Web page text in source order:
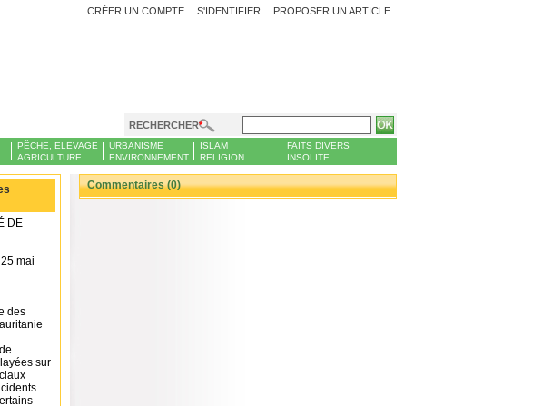
PROPOSER UN ARTICLE
CRÉER UN COMPTE S'IDENTIFIER
RECHERCHER
PÊCHE, ELEVAGE
AGRICULTURE
URBANISME
ENVIRONNEMENT
ISLAM
RELIGION
FAITS DIVERS
INSOLITE
DE
mai
des
sur
Commentaires (0)